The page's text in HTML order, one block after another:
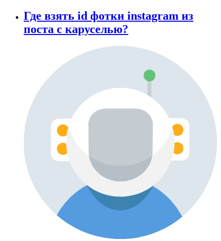
Где взять id фотки instagram из
поста с каруселью?